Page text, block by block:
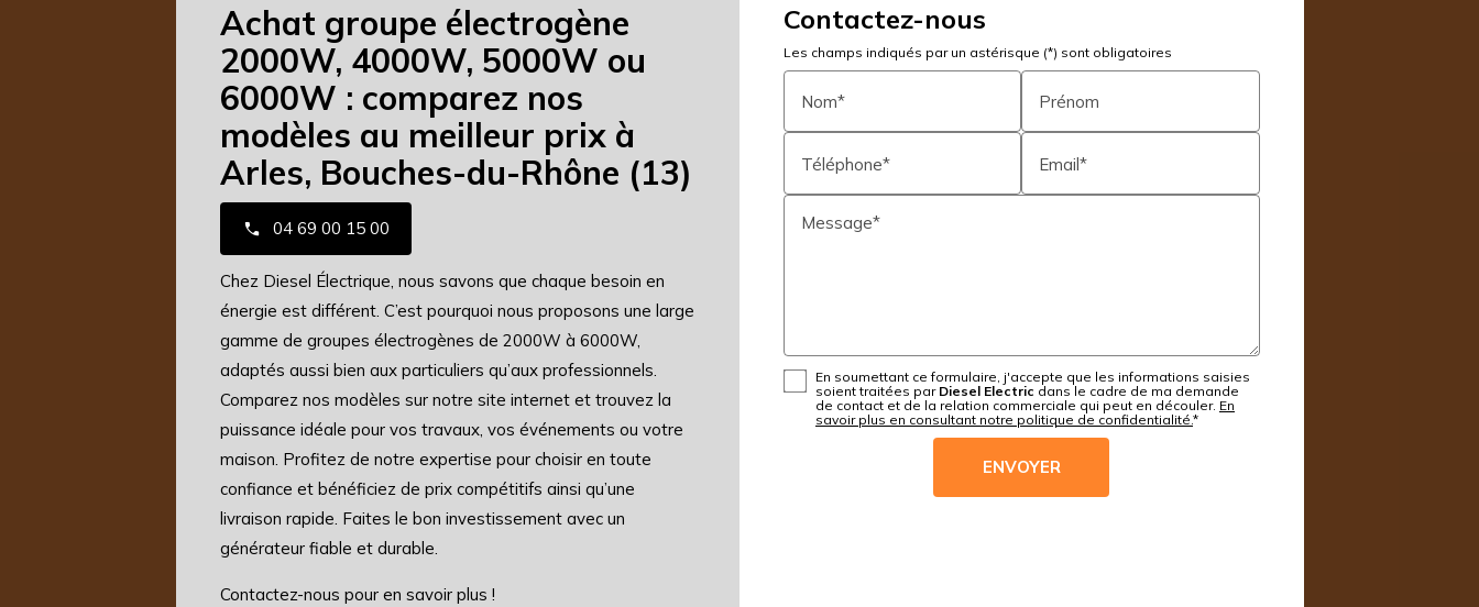
Achat groupe électrogène
2000W, 4000W, 5000W ou
6000W : comparez nos
modèles au meilleur prix à
Arles, Bouches-du-Rhône (13)
04 69 00 15 00
Chez Diesel Électrique, nous savons que chaque besoin en
énergie est différent. C’est pourquoi nous proposons une large
gamme de groupes électrogènes de 2000W à 6000W,
adaptés aussi bien aux particuliers qu’aux professionnels.
Comparez nos modèles sur notre site internet et trouvez la
puissance idéale pour vos travaux, vos événements ou votre
maison. Profitez de notre expertise pour choisir en toute
confiance et bénéficiez de prix compétitifs ainsi qu’une
livraison rapide. Faites le bon investissement avec un
générateur fiable et durable.
Contactez-nous pour en savoir plus !
Contactez-nous
Les champs indiqués par un astérisque (*) sont obligatoires
Nom* Prénom
Téléphone* Email*
Message*
En soumettant ce formulaire, j'accepte que les informations saisies
soient traitées par Diesel Electric dans le cadre de ma demande
de contact et de la relation commerciale qui peut en découler. En
savoir plus en consultant notre politique de confidentialité. *